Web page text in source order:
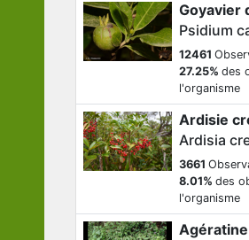
Goyavier
Psidium
12461
27.25% des
l'organisme
Ardisie
Ardisia
3661
8.01% des
l'organisme